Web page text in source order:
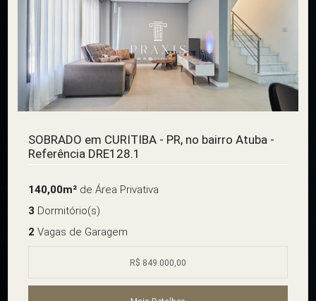
SOBRADO em CURITIBA - PR, no bairro Atuba -
Referência DRE128.1
140,00m²de Área Privativa
3 Dormitório(s)
2 Vagas de Garagem
R$ 849.000,00